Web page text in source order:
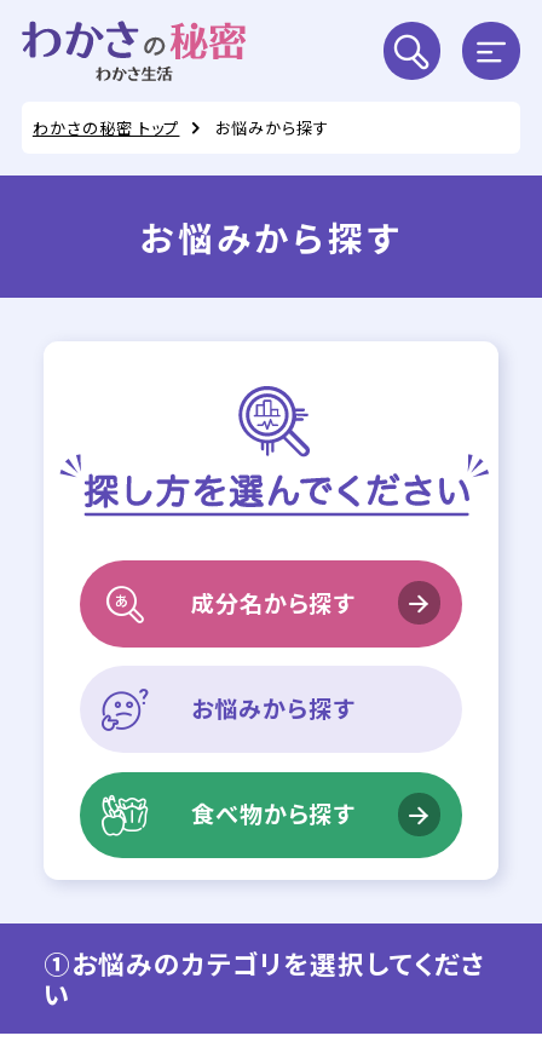
わかさの秘密 トップ お悩みから探す
お悩みから探す
成分名から探す
お悩みから探す
食べ物から探す
①お悩みのカテゴリを選択してくださ
い